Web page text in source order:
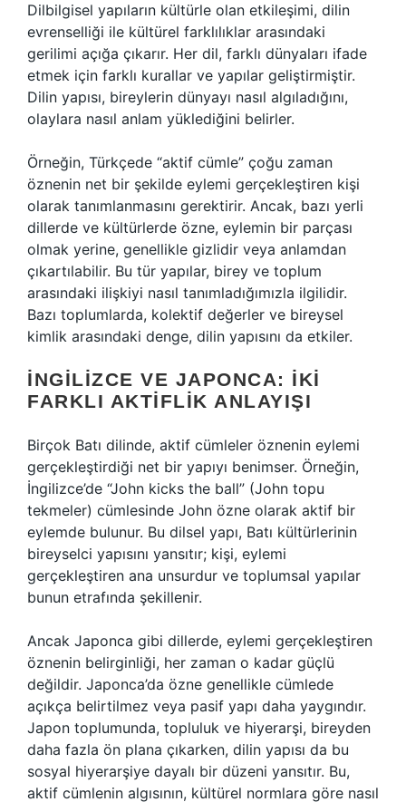
Dilbilgisel yapıların kültürle olan etkileşimi, dilin
evrenselliği ile kültürel farklılıklar arasındaki
gerilimi açığa çıkarır. Her dil, farklı dünyaları ifade
etmek için farklı kurallar ve yapılar geliştirmiştir.
Dilin yapısı, bireylerin dünyayı nasıl algıladığını,
olaylara nasıl anlam yüklediğini belirler.
Örneğin, Türkçede “aktif cümle” çoğu zaman
öznenin net bir şekilde eylemi gerçekleştiren kişi
olarak tanımlanmasını gerektirir. Ancak, bazı yerli
dillerde ve kültürlerde özne, eylemin bir parçası
olmak yerine, genellikle gizlidir veya anlamdan
çıkartılabilir. Bu tür yapılar, birey ve toplum
arasındaki ilişkiyi nasıl tanımladığımızla ilgilidir.
Bazı toplumlarda, kolektif değerler ve bireysel
kimlik arasındaki denge, dilin yapısını da etkiler.
İNGILIZCE VE JAPONCA: İKI
FARKLI AKTIFLIK ANLAYIŞI
Birçok Batı dilinde, aktif cümleler öznenin eylemi
gerçekleştirdiği net bir yapıyı benimser. Örneğin,
İngilizce’de “John kicks the ball” (John topu
tekmeler) cümlesinde John özne olarak aktif bir
eylemde bulunur. Bu dilsel yapı, Batı kültürlerinin
bireyselci yapısını yansıtır; kişi, eylemi
gerçekleştiren ana unsurdur ve toplumsal yapılar
bunun etrafında şekillenir.
Ancak Japonca gibi dillerde, eylemi gerçekleştiren
öznenin belirginliği, her zaman o kadar güçlü
değildir. Japonca’da özne genellikle cümlede
açıkça belirtilmez veya pasif yapı daha yaygındır.
Japon toplumunda, topluluk ve hiyerarşi, bireyden
daha fazla ön plana çıkarken, dilin yapısı da bu
sosyal hiyerarşiye dayalı bir düzeni yansıtır. Bu,
aktif cümlenin algısının, kültürel normlara göre nasıl